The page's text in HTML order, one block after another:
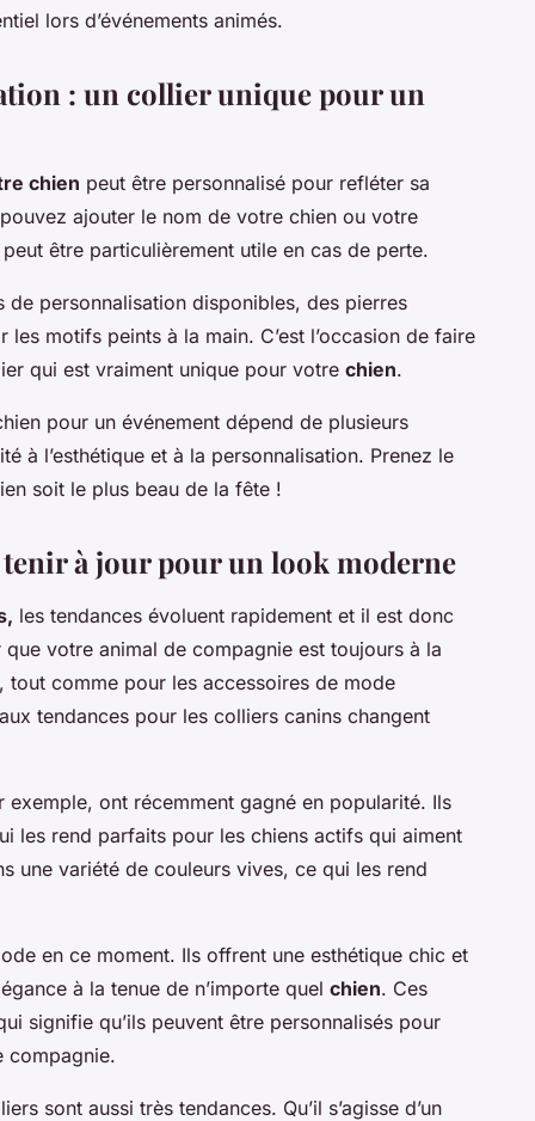
lors d’événements animés.
: un collier unique pour un
chien peut être personnalisé pour refléter sa
ajouter le nom de votre chien ou votre
être particulièrement utile en cas de perte.
personnalisation disponibles, des pierres
motifs peints à la main. C’est l’occasion de faire
qui est vraiment unique pour votre chien.
pour un événement dépend de plusieurs
à l’esthétique et à la personnalisation. Prenez le
soit le plus beau de la fête !
tenir à jour pour un look moderne
les tendances évoluent rapidement et il est donc
votre animal de compagnie est toujours à la
comme pour les accessoires de mode
tendances pour les colliers canins changent
ont récemment gagné en popularité. Ils
les rend parfaits pour les chiens actifs qui aiment
une variété de couleurs vives, ce qui les rend
en ce moment. Ils offrent une esthétique chic et
à la tenue de n’importe quel chien. Ces
signifie qu’ils peuvent être personnalisés pour
compagnie.
sont aussi très tendances. Qu’il s’agisse d’un